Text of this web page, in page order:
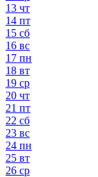
13 чт
14 пт
15 сб
16 вс
17 пн
18 вт
19 ср
20 чт
21 пт
22 сб
23 вс
24 пн
25 вт
26 ср